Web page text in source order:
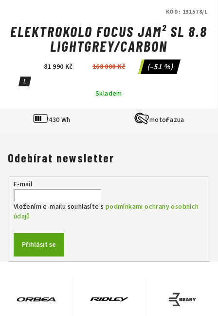
ELEKTROKOLO FOCUS JAM² SL 8.8
LIGHTGREY/CARBON
81 990 Kč 168 000 Kč (–51 %)
L
Skladem
KÓD: 131578/L
430 Wh Fazua
Odebírat newsletter
E-mail
Vložením e-mailu souhlasíte s podmínkami ochrany osobních
údajů
Přihlásit se